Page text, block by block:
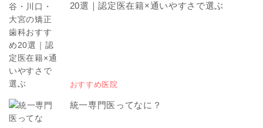
20選｜認定医在籍×通いやすさで選ぶ
おすすめ医院
統一専門医ってなに？